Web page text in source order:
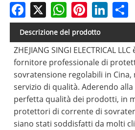
Facebook WhatsAppPinterestLinkedIn
Descrizione del prodotto
ZHEJIANG SINGI ELECTRICAL
fornitore professionale di
sovratensione regolabili in
servizio di qualità. Aderendo
perfetta qualità dei prodotti, in
protettori di corrente di
siano stati soddisfatti da molti